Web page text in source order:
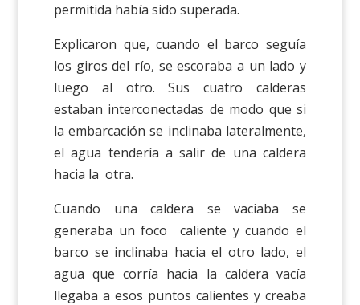
permitida había sido superada.
Explicaron que, cuando el barco seguía
los giros del río, se escoraba a un lado y
luego al otro. Sus cuatro calderas
estaban interconectadas de modo que si
la embarcación se inclinaba lateralmente,
el agua tendería a salir de una caldera
hacia la otra.
Cuando una caldera se vaciaba se
generaba un foco caliente y cuando el
barco se inclinaba hacia el otro lado, el
agua que corría hacia la caldera vacía
llegaba a esos puntos calientes y creaba